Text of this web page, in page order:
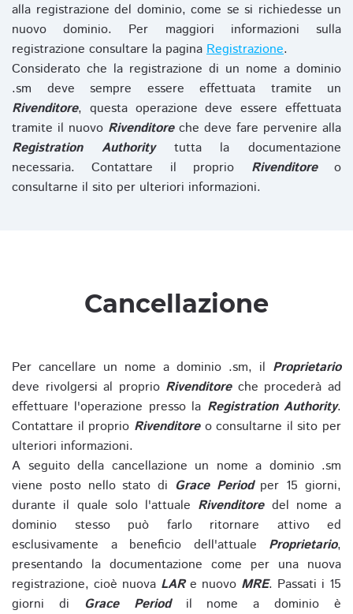
alla registrazione del dominio, come se si richiedesse un
nuovo dominio. Per maggiori informazioni sulla
registrazione consultare la pagina Registrazione.
Considerato che la registrazione di un nome a dominio
.sm deve sempre essere effettuata tramite un
Rivenditore, questa operazione deve essere effettuata
tramite il nuovo Rivenditoreche deve fare pervenire alla
Registration Authoritytutta la documentazione
necessaria. Contattare il proprio Rivenditoreo
consultarne il sito per ulteriori informazioni.
Cancellazione
Per cancellare un nome a dominio .sm, il Proprietario
deve rivolgersi al proprio Rivenditoreche procederà ad
effettuare l'operazione presso la Registration Authority.
Contattare il proprio Rivenditoreo consultarne il sito per
ulteriori informazioni.
A seguito della cancellazione un nome a dominio .sm
viene posto nello stato di Grace Periodper 15 giorni,
durante il quale solo l'attuale Rivenditoredel nome a
dominio stesso può farlo ritornare attivo ed
esclusivamente a beneficio dell'attuale Proprietario,
presentando la documentazione come per una nuova
registrazione, cioè nuova LARe nuovo MRE. Passati i 15
giorni di Grace Periodil nome a dominio è